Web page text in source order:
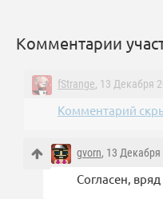
Комментарии
fStrange, 13 Декабря
Комментарий
gvorn, 13 Декабря
Согласен,